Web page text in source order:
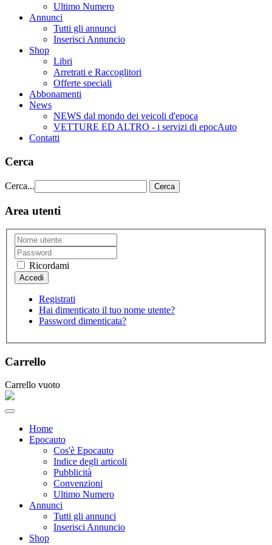
Ultimo Numero
Annunci
Tutti gli annunci
Inserisci Annuncio
Shop
Libri
Arretrati e Raccoglitori
Offerte speciali
Abbonamenti
News
NEWS dal mondo dei veicoli d'epoca
VETTURE ED ALTRO - i servizi di epocAuto
Contatti
Cerca
Cerca... Cerca
Area utenti
Ricordami
Registrati
Hai dimenticato il tuo nome utente?
Password dimenticata?
Carrello
Carrello vuoto
Home
Epocauto
Cos'è Epocauto
Indice degli articoli
Pubblicità
Convenzioni
Ultimo Numero
Annunci
Tutti gli annunci
Inserisci Annuncio
Shop